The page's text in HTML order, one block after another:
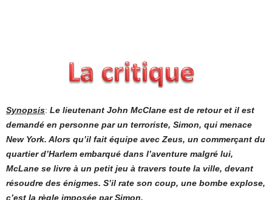
Synopsis: Le lieutenant John McClane est de retour et il est
demandé en personne par un terroriste, Simon, qui menace
New York. Alors qu’il fait équipe avec Zeus, un commerçant du
quartier d’Harlem embarqué dans l’aventure malgré lui,
McLane se livre à un petit jeu à travers toute la ville, devant
résoudre des énigmes. S’il rate son coup, une bombe explose,
c’est la règle imposée par Simon.